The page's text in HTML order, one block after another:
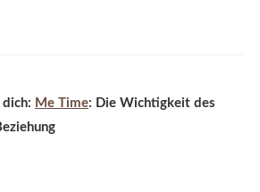
Me Time: Die Wichtigkeit des